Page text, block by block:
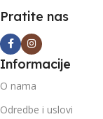
Pratite nas
Informacije
O nama
Odredbe i uslovi